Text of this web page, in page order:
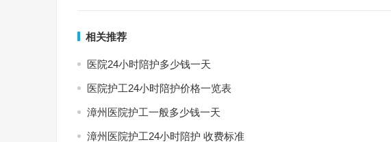
相关推荐
医院24小时陪护多少钱一天
医院护工24小时陪护价格一览表
漳州医院护工一般多少钱一天
漳州医院护工24小时陪护 收费标准